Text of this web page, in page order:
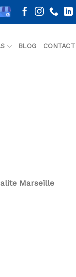
BLOG CONTACT
Marseille